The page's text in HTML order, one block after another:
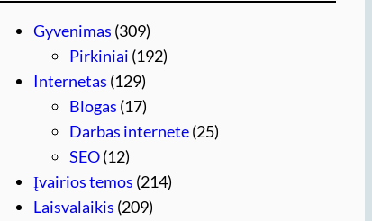
Gyvenimas (309)
Pirkiniai (192)
Internetas (129)
Blogas (17)
Darbas internete(25)
SEO(12)
Įvairios temos (214)
Laisvalaikis (209)